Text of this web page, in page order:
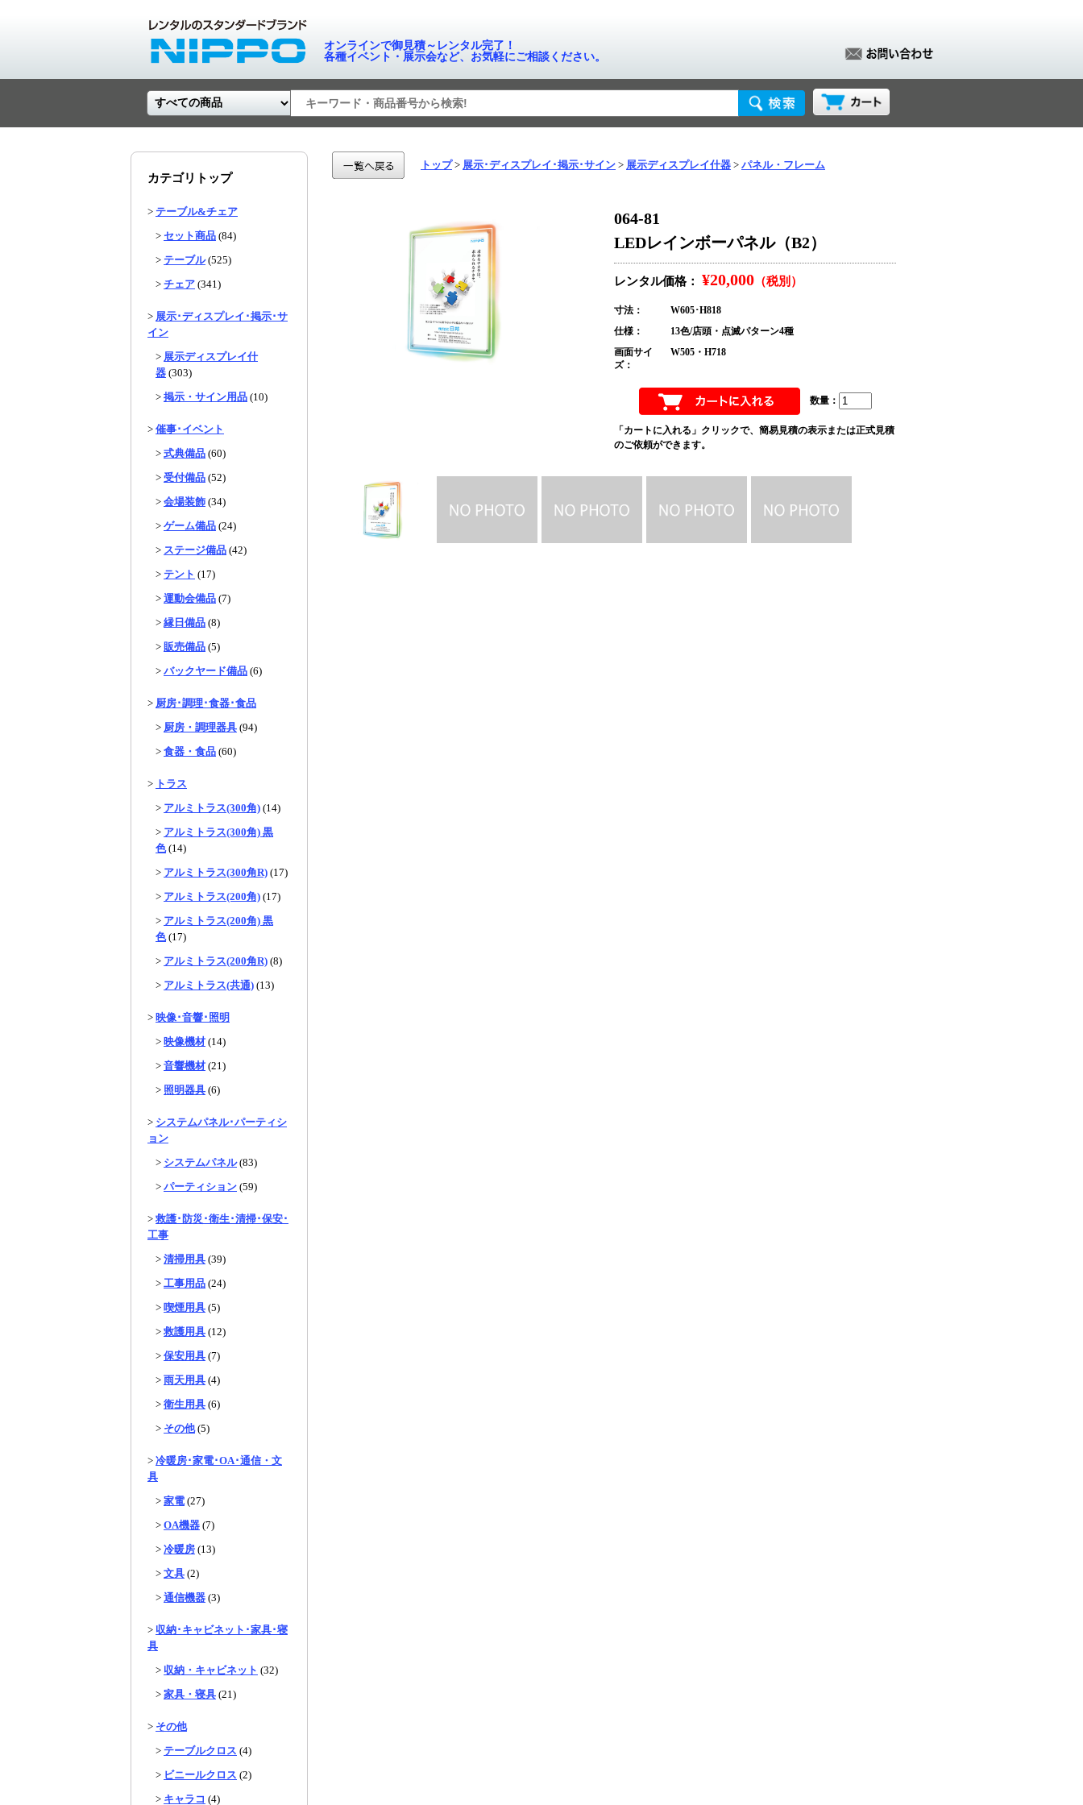
オンラインで御見積～レンタル完了！
各種イベント・展示会など、お気軽にご相談ください。
カテゴリトップ
> テーブル&チェア
> セット商品 (84)
> テーブル(525)
> チェア (341)
> 展示･ディスプレイ･掲示･サ
イン
> 展示ディスプレイ什
器 (303)
> 掲示・サイン用品 (10)
> 催事･イベント
> 式典備品 (60)
> 受付備品 (52)
> 会場装飾 (34)
> ゲーム備品 (24)
> ステージ備品 (42)
> テント (17)
> 運動会備品 (7)
> 縁日備品 (8)
> 販売備品 (5)
> バックヤード備品 (6)
> 厨房･調理･食器･食品
> 厨房・調理器具 (94)
> 食器・食品 (60)
> トラス
> アルミトラス(300角) (14)
> アルミトラス(300角) 黒
色(14)
> アルミトラス(300角R) (17)
> アルミトラス(200角) (17)
> アルミトラス(200角) 黒
色(17)
> アルミトラス(200角R) (8)
> アルミトラス(共通) (13)
> 映像･音響･照明
> 映像機材 (14)
> 音響機材 (21)
> 照明器具 (6)
> システムパネル･パーティシ
ョン
> システムパネル(83)
> パーティション (59)
> 救護･防災･衛生･清掃･保安･
工事
> 清掃用具 (39)
> 工事用品 (24)
> 喫煙用具 (5)
> 救護用具 (12)
> 保安用具 (7)
> 雨天用具 (4)
> 衛生用具 (6)
> その他(5)
> 冷暖房･家電･OA･通信・文
具
> 家電 (27)
> OA機器 (7)
> 冷暖房 (13)
> 文具 (2)
> 通信機器 (3)
> 収納･キャビネット･家具･寝
具
> 収納・キャビネット (32)
> 家具・寝具 (21)
> その他
> テーブルクロス (4)
> ビニールクロス (2)
> キャラコ (4)
トップ 展示･ディスプレイ･掲示･サイン 展示ディスプレイ什器 パネル・フレーム
064-81
LEDレインボーパネル（B2）
レンタル価格： ¥20,000 （税別）
寸法：
W605･H818
仕様：
13色/店頭・点滅パターン4種
画面サイ
ズ：
W505・H718
数量：
「カートに入れる」クリックで、簡易見積の表示または正式見積
のご依頼ができます。